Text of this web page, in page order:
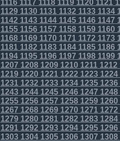
11161117 1118111911201121
1129113011311132 11331134
1142 11431144114511461147
115511561157 115811591160
11681169117011711172 1173
11811182 1183118411851186
1194119511961197 11981199
1207 12081209121012111212
1219122012211222 12231224
12311232 1233123412351236
12431244124512461247 1248
125512561257 125812591260
1267 12681269127012711272
1279128012811282 12831284
12911292 1293129412951296
13031304130513061307 1308